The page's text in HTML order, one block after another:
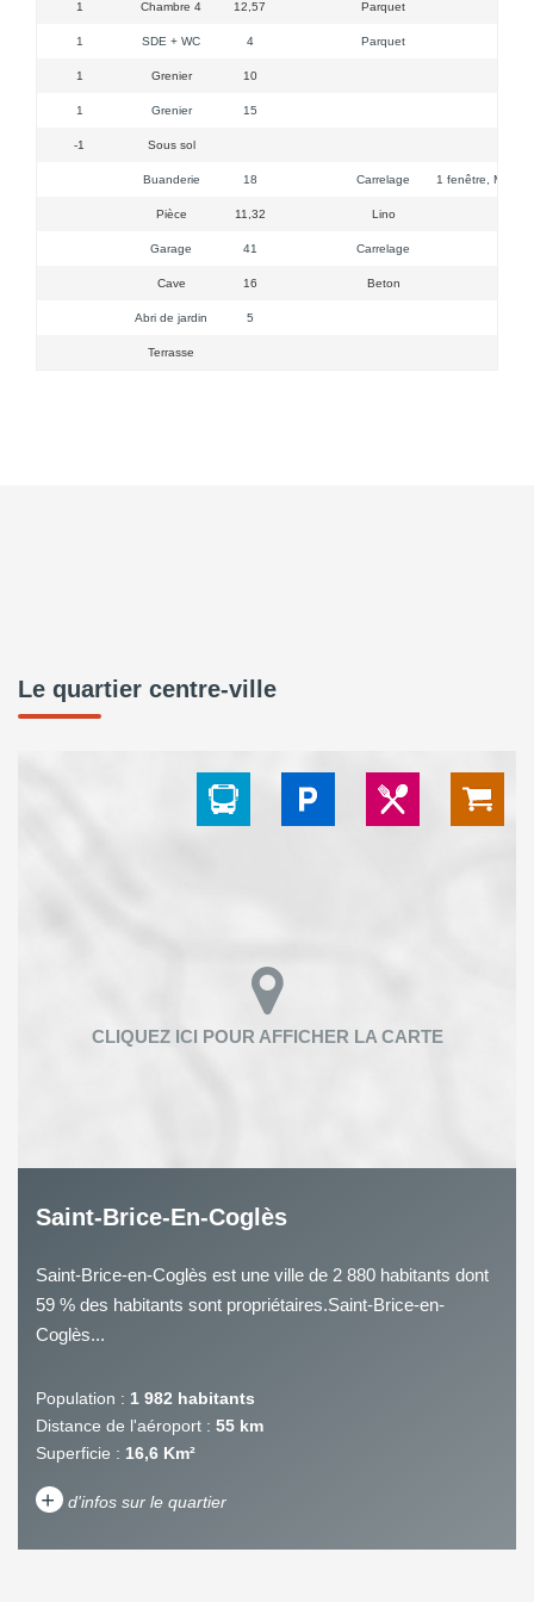
1 Chambre 4 12,57 Parquet
1 SDE + WC 4 Parquet
1 Grenier 10
1 Grenier 15
-1 Sous sol
Buanderie 18 Carrelage 1 fenêtre, MàL,
Pièce 11,32 Lino
Garage 41 Carrelage
Cave 16 Beton
Abri de jardin 5
Terrasse
Le quartier centre-ville
Saint-Brice-En-Coglès
Saint-Brice-en-Coglès est une ville de 2 880 habitants dont
59 % des habitants sont propriétaires.Saint-Brice-en-
Coglès...
Population : 1 982 habitants
Distance de l'aéroport : 55 km
Superficie : 16,6 Km²
+ d'infos sur le quartier